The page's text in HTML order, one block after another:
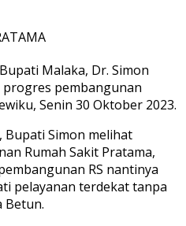
Malaka, Dr. Simon
progres pembangunan
Senin 30 Oktober 2023.
Bupati Simon melihat
Rumah Sakit Pratama,
RS nantinya
pelayanan terdekat tanpa
Betun.